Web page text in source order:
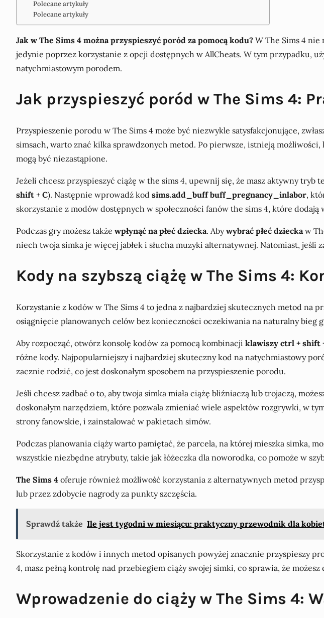
Polecane artykuły
Polecane artykuły
Jak w The Sims 4 można przyspieszyć poród za pomocą kodu? W The Sims 4 nie
jedynie poprzez korzystanie z opcji dostępnych w AllCheats. W tym przypadku,
natychmiastowym porodem.
Jak przyspieszyć poród w The Sims 4:
Przyspieszenie porodu w The Sims 4 może być niezwykle satysfakcjonujące,
simsach, warto znać kilka sprawdzonych metod. Po pierwsze, istnieją
mogą być niezastąpione.
Jeżeli chcesz przyspieszyć ciążę w the sims 4, upewnij się, że masz aktywny tryb
shift + C). Następnie wprowadź kod sims.add_buff buff_pregnancy_inlabor,
skorzystanie z modów dostępnych w społeczności fanów the sims 4, które
Podczas gry możesz także wpłynąć na płeć dziecka. Abywybrać płeć dziecka w
niech twoja simka je więcej jabłek i słucha muzyki alternatywnej. Natomiast,
Kody na szybszą ciążę w The Sims 4:
Korzystanie z kodów w The Sims 4 to jedna z najbardziej skutecznych metod na
osiągnięcie planowanych celów bez konieczności oczekiwania na naturalny bieg
Aby rozpocząć, otwórz konsolę kodów za pomocą kombinacji klawiszy ctrl + shift
różne kody. Najpopularniejszy i najbardziej skuteczny kod na natychmiastowy
zacznie rodzić, co jest doskonałym sposobem na przyspieszenie porodu.
Jeśli chcesz zadbać o to, aby twoja simka miała ciążę bliźniaczą lub trojaczą,
doskonałym narzędziem, które pozwala zmieniać wiele aspektów rozgrywki, w
strony fanowskie, i zainstalować w pakietach simów.
Podczas planowania ciąży warto pamiętać, że parcela, na której mieszka simka,
wszystkie niezbędne atrybuty, takie jak łóżeczka dla noworodka, co pomoże w
The Sims 4 oferuje również możliwość korzystania z alternatywnych metod
lub przez zdobycie nagrody za punkty szczęścia.
Sprawdź także Ile jest tygodni w miesiącu: praktyczny przewodnik dla
Skorzystanie z kodów i innych metod opisanych powyżej znacznie przyspieszy
4, masz pełną kontrolę nad przebiegiem ciąży swojej simki, co sprawia, że
Wprowadzenie do ciąży w The Sims 4: